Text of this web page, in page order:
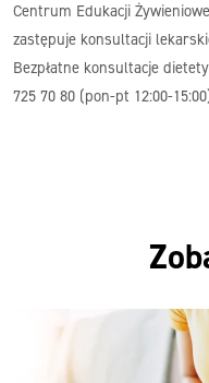
Centrum Edukacji
zastępuje konsultacji
Bezpłatne konsultacje
725 70 80 (pon-pt 12:00-